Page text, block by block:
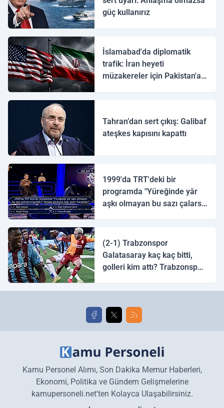
güç kullanırız
İslamabad'da diplomatik
trafik: İran heyeti
müzakereler için Pakistan'a
Tahran’dan sert çıkış: Galibaf
ateşkes kapısını kapattı
1999'da TRT'deki bir
programda "Yüreğinde yâr
aşkı olmayan bu sazı çalarsa
(2-1) Trabzonspor
Galatasaray kaç kaç bitti,
golleri kim attı? Trabzonspor
golleri!
Kamu Personel Alımı, Son Dakika Memur Haberleri,
Ekonomi, Politika ve Gündem Gelişmelerine
kamupersoneli.net'ten Kolayca Ulaşabilirsiniz.